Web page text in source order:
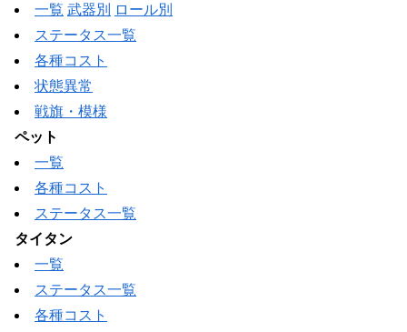
一覧 武器別
ロール別
ステータス一覧
各種コスト
状態異常
戦旗・模様
ペット
一覧
各種コスト
ステータス一覧
タイタン
一覧
ステータス一覧
各種コスト